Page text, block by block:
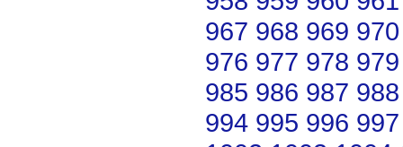
967 968 969 970
976 977 978 979
985 986 987 988
994 995 996 997